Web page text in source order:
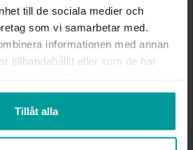
till de sociala medier och
som vi samarbetar med.
informationen med annan
tillhandahållit eller som de har
Tillåt alla
produkter